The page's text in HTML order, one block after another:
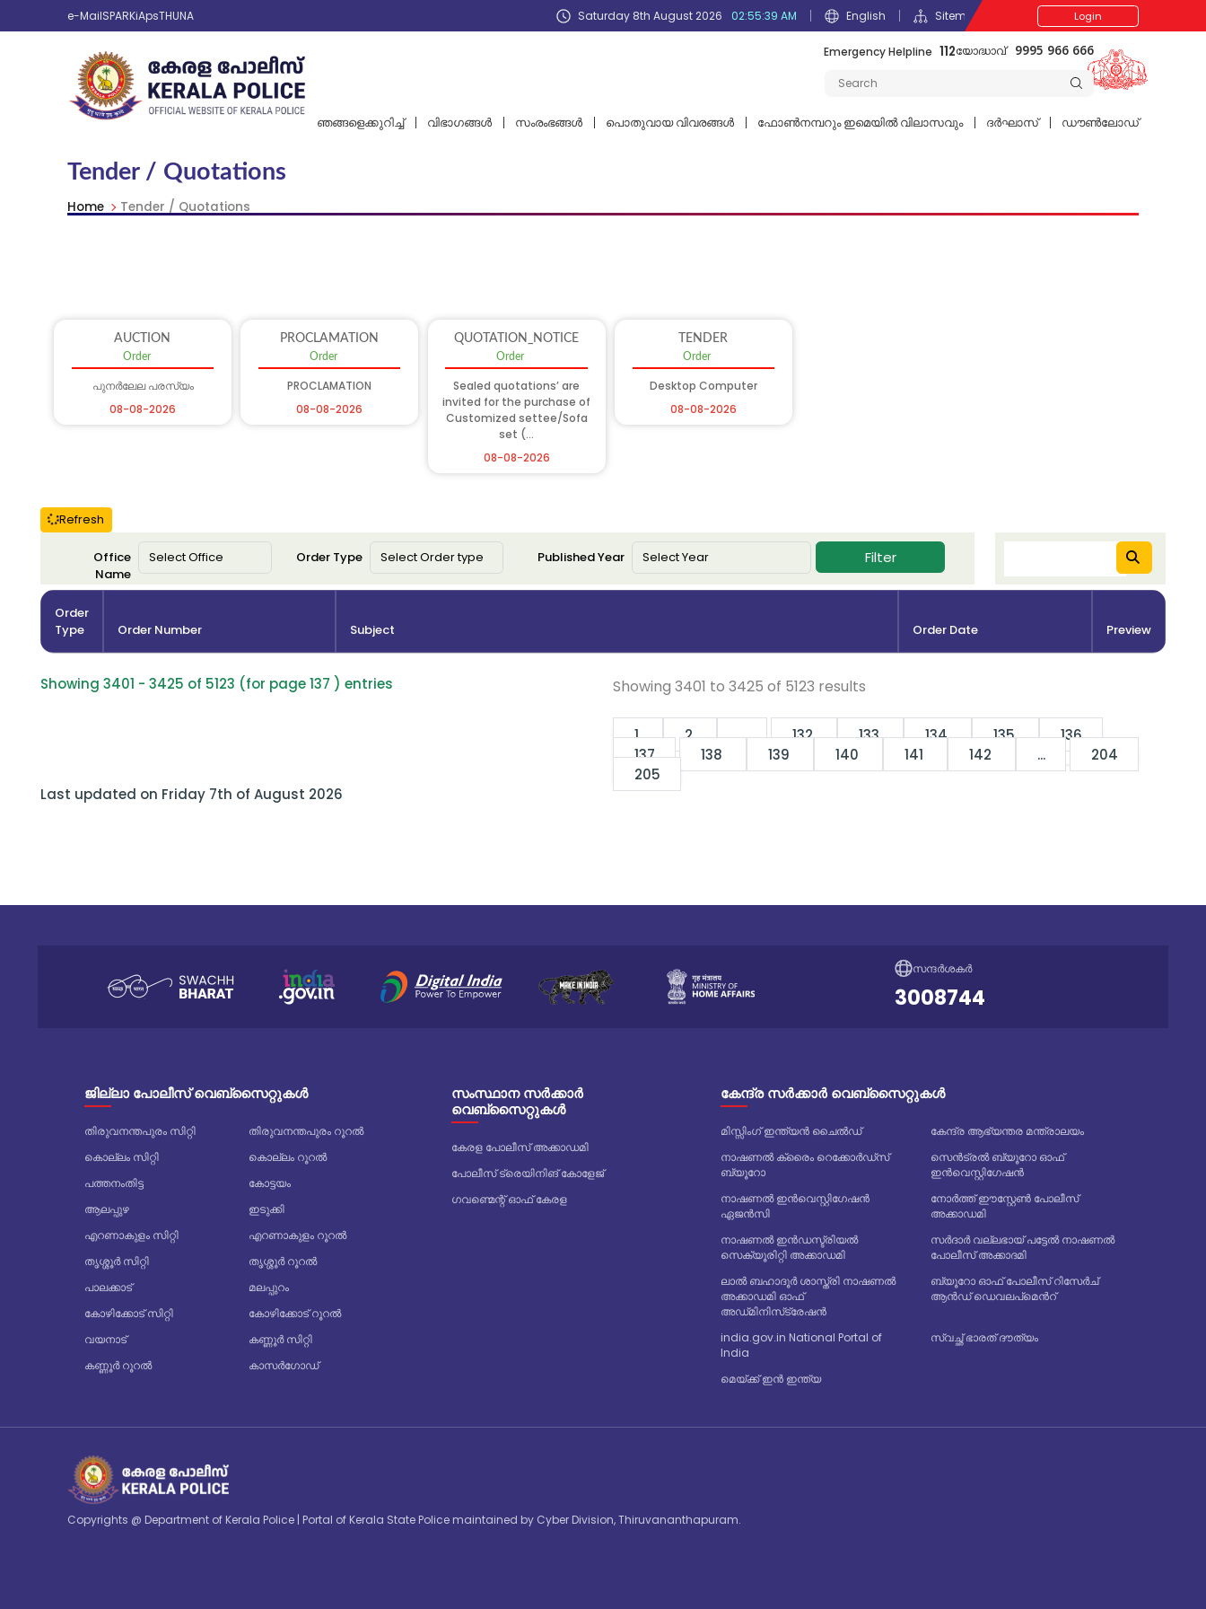
e-MailSPARKiApsTHUNA Saturday 8th August 2026 02:55:39 AM English Sitemap Login
Emergency Helpline 112യോദ്ധാവ് 9995 966 666
ഞങ്ങളെക്കുറിച്ച് വിഭാഗങ്ങള്‍ സംരംഭങ്ങൾ പൊതുവായ വിവരങ്ങള്‍ ഫോണ്‍നമ്പറും ഇമെയില്‍ വിലാസവും ദര്‍ഘാസ് ഡൗൺലോഡ്
Tender / Quotations
Home Tender / Quotations
AUCTION
Order
പുനർലേല പരസ്യം
08-08-2026
PROCLAMATION
Order
PROCLAMATION
08-08-2026
QUOTATION_NOTICE
Order
Sealed quotations’ are
invited for the purchase of
Customized settee/Sofa
set (...
08-08-2026
TENDER
Order
Desktop Computer
08-08-2026
Refresh
Office
Name
Order Type Published Year Filter
Order
Type
Order Number Subject Order Date Preview
Showing 3401 - 3425 of 5123 (for page 137 ) entries Showing3401 to3425 of 5123 results
1 2 ... 132 133 134 135
136
137
138 139 140 141 142 ...
204
205
Last updated on Friday 7th of August 2026
സന്ദർശകർ
3008744
ജില്ലാ പോലീസ് വെബ്സൈറ്റുകൾ
തിരുവനന്തപുരം സിറ്റി
തിരുവനന്തപുരം റൂറൽ
കൊല്ലം സിറ്റി
കൊല്ലം റൂറൽ
പത്തനംതിട്ട
കോട്ടയം
ആലപ്പുഴ
ഇടുക്കി
എറണാകുളം സിറ്റി
എറണാകുളം റൂറൽ
തൃശ്ശൂർ സിറ്റി
തൃശ്ശൂർ റൂറൽ
പാലക്കാട്
മലപ്പുറം
കോഴിക്കോട് സിറ്റി
കോഴിക്കോട് റൂറൽ
വയനാട്
കണ്ണൂർ സിറ്റി
കണ്ണൂർ റൂറൽ
കാസർഗോഡ്
സംസ്ഥാന സർക്കാർ
വെബ്സൈറ്റുകൾ
കേരള പോലീസ് അക്കാഡമി
പോലീസ് ട്രെയിനിങ് കോളേജ്
ഗവണ്മെന്റ് ഓഫ് കേരള
കേന്ദ്ര സർക്കാർ വെബ്സൈറ്റുകൾ
മിസ്സിംഗ് ഇന്ത്യൻ ചൈൽഡ്
കേന്ദ്ര ആഭ്യന്തര മന്ത്രാലയം
നാഷണൽ ക്രൈം റെക്കോർഡ്‌സ്
ബ്യൂറോ
സെൻട്രൽ ബ്യൂറോ ഓഫ്
ഇൻവെസ്റ്റിഗേഷൻ
നാഷണൽ ഇൻവെസ്റ്റിഗേഷൻ
ഏജൻസി
നോർത്ത് ഈസ്റ്റേൺ പോലീസ്
അക്കാഡമി
നാഷണൽ ഇൻഡസ്ട്രിയൽ
സെക്യൂരിറ്റി അക്കാഡമി
സർദാർ വല്ലഭായ് പട്ടേൽ നാഷണൽ
പോലീസ് അക്കാദമി
ലാൽ ബഹാദൂർ ശാസ്ത്രി നാഷണൽ
അക്കാഡമി ഓഫ്
അഡ്‌മിനിസ്‌ട്രേഷൻ
ബ്യൂറോ ഓഫ് പോലീസ് റിസേർച്
ആൻഡ് ഡെവലപ്മെൻറ്
india.gov.in National Portal of
India
സ്വച്ഛ് ഭാരത് ദൗത്യം
മെയ്ക്ക് ഇൻ ഇന്ത്യ
Copyrights @ Department of Kerala Police | Portal of Kerala State Police maintained by Cyber Division, Thiruvananthapuram.